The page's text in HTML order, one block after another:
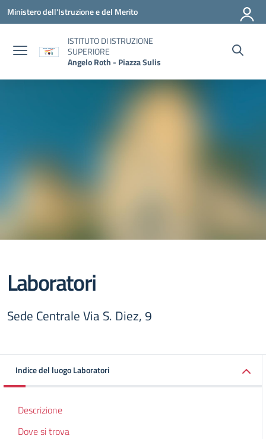
Vai ai contenuti
Vai al menu di navigazione
Vai al footer
Ministero dell'Istruzione e del Merito
ISTITUTO DI ISTRUZIONE
SUPERIORE
Angelo Roth - Piazza Sulis
Laboratori
Sede Centrale Via S. Diez, 9
Indice del luogo Laboratori
Descrizione
Dove si trova